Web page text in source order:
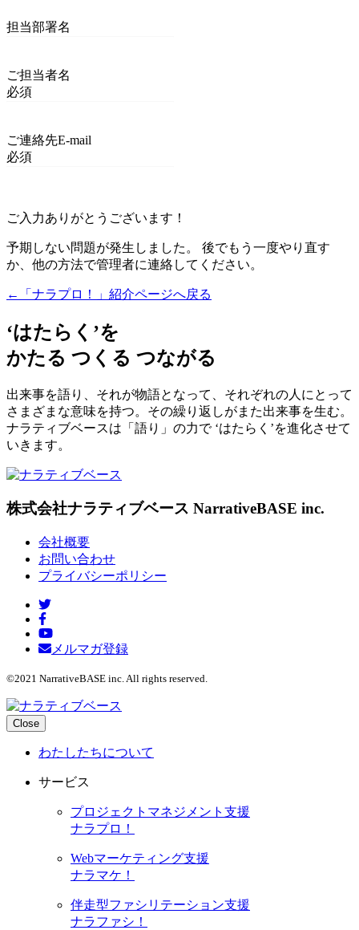
担当部署名
ご担当者名
必須
ご連絡先E-mail
必須
ご入力ありがとうございます！
予期しない問題が発生しました。 後でもう一度やり直す
か、他の方法で管理者に連絡してください。
←「ナラプロ！」紹介ページへ戻る
‘はたらく’を
かたる つくる つながる
出来事を語り、それが物語となって、それぞれの人にとって
さまざまな意味を持つ。その繰り返しがまた出来事を生む。
ナラティブベースは「語り」の力で ‘はたらく’を進化させて
いきます。
株式会社ナラティブベース NarrativeBASE inc.
会社概要
お問い合わせ
プライバシーポリシー
メルマガ登録
©2021 NarrativeBASE inc. All rights reserved.
Close
わたしたちについて
サービス
プロジェクトマネジメント支援
ナラプロ！
Webマーケティング支援
ナラマケ！
伴走型ファシリテーション支援
ナラファシ！